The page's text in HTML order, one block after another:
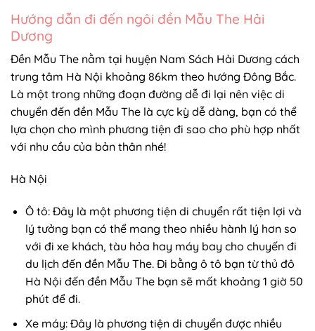
Hướng dẫn đi đến ngôi đền Mẫu The Hải
Dương
Đền Mẫu The nằm tại huyện Nam Sách Hải Dương cách
trung tâm Hà Nội khoảng 86km theo hướng Đông Bắc.
Là một trong những đoạn đường dễ đi lại nên việc di
chuyển đến đền Mẫu The là cực kỳ dễ dàng, bạn có thể
lựa chọn cho mình phương tiện đi sao cho phù hợp nhất
với nhu cầu của bản thân nhé!
Hà Nội
Ô tô: Đây là một phương tiện di chuyển rất tiện lợi và
lý tưởng bạn có thể mang theo nhiều hành lý hơn so
với đi xe khách, tàu hỏa hay máy bay cho chuyến đi
du lịch đến đền Mẫu The. Đi bằng ô tô bạn từ thủ đô
Hà Nội đến đền Mẫu The bạn sẽ mất khoảng 1 giờ 50
phút để đi.
Xe máy: Đây là phương tiện di chuyển được nhiều